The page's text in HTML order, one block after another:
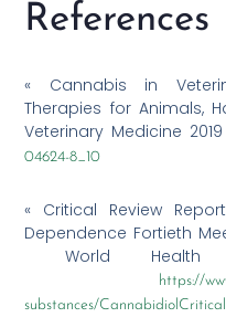
References
« Cannabis in
Therapies for Animals,
Veterinary Medicine
04624-8_10
« Critical Review
Dependence Fortieth
World Health
https://
substances/